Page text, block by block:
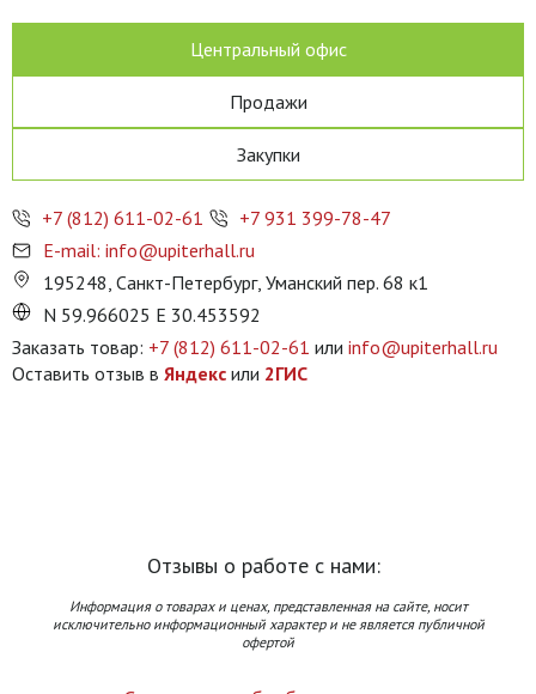
Центральный офис
Продажи
Закупки
+7 (812) 611-02-61
+7 931 399-78-47
E-mail: info@upiterhall.ru
195248, Санкт-Петербург, Уманский пер. 68 к1
N 59.966025 E 30.453592
Заказать товар: +7 (812) 611-02-61 или info@upiterhall.ru
Оставить отзыв в Яндекс или 2ГИС
Отзывы о работе с нами:
Информация о товарах и ценах, представленная на сайте, носит
исключительно информационный характер и не является публичной
офертой